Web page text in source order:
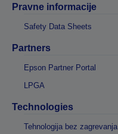
Pravne informacije
Safety Data Sheets
Partners
Epson Partner Portal
LPGA
Technologies
Tehnologija bez zagrevanja